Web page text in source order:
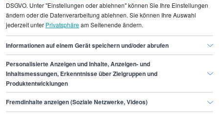
Gehaltsinformationen
Fertigung, Produktion
Plant Manager
Plant Manager Bremen
Finde den Job,
der zu dir passt.
DSGVO. Unter "Einstellungen oder ablehnen" können Sie Ihre Einstellungen
ändern oder die Datenverarbeitung ablehnen. Sie können Ihre Auswahl
jederzeit unter Privatsphäream Seitenende ändern.
Informationen auf einem Gerät speichern und/oder abrufen
Personalisierte Anzeigen und Inhalte, Anzeigen- und
Inhaltsmessungen, Erkenntnisse über Zielgruppen und
Produktentwicklungen
Fremdinhalte anzeigen (Soziale Netzwerke, Videos)